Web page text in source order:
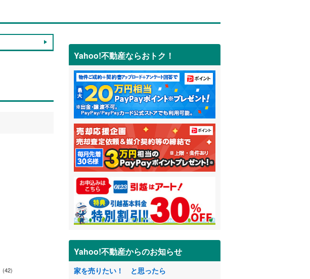
(42)
Yahoo!不動産ならおトク！
Yahoo!不動産からのお知らせ
家を売りたい！ と思ったら